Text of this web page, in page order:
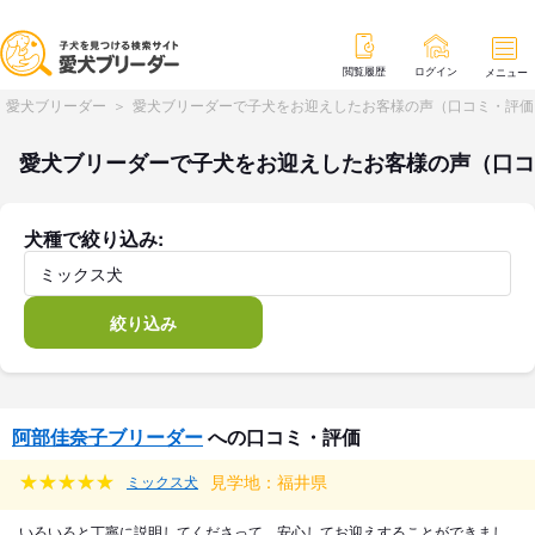
閲覧履歴 ログイン メニュー
愛犬ブリーダー 愛犬ブリーダーで子犬をお迎えしたお客様の声（口コミ・評
愛犬ブリーダーで子犬をお迎えしたお客様の声（口
犬種で絞り込み:
絞り込み
阿部佳奈子ブリーダーへの口コミ・評価
ミックス犬 見学地：福井県
いろいろと丁寧に説明してくださって、安心してお迎えすることができまし